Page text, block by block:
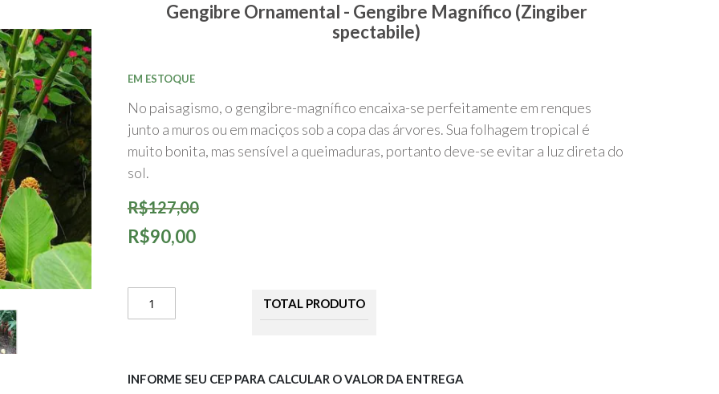
o
da
Galeria
de
Gengibre Ornamental - Gengibre Magnífico (Zingiber
spectabile)
R$127,00
R$90,00
EM ESTOQUE
No paisagismo, o gengibre-magnífico encaixa-se perfeitamente em renques
junto a muros ou em maciços sob a copa das árvores. Sua folhagem tropical é
muito bonita, mas sensível a queimaduras, portanto deve-se evitar a luz direta do
sol.
TOTAL PRODUTO
INFORME SEU CEP PARA CALCULAR O VALOR DA ENTREGA